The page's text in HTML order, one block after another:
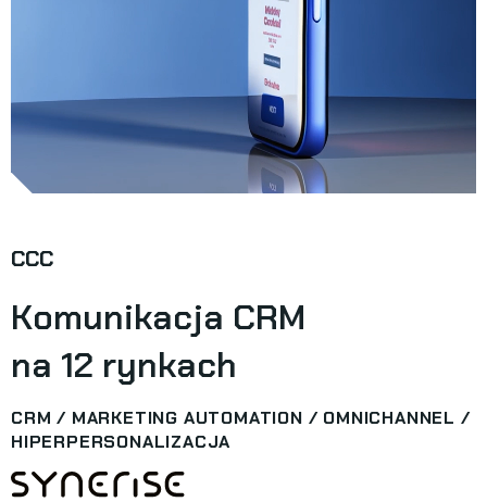
CCC
Komunikacja CRM
na 12 rynkach
CRM / MARKETING AUTOMATION / OMNICHANNEL /
HIPERPERSONALIZACJA